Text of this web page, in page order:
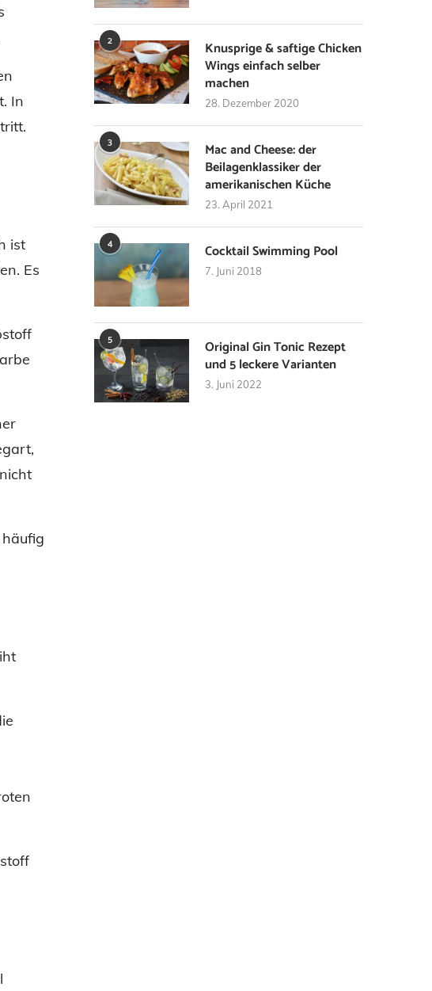
In
ist
Es
2
Knusprige & saftige Chicken
Wings einfach selber
machen
28. Dezember 2020
3
Mac and Cheese: der
Beilagenklassiker der
amerikanischen Küche
23. April 2021
4 Cocktail Swimming Pool
7. Juni 2018
5
Original Gin Tonic Rezept
und 5 leckere Varianten
3. Juni 2022